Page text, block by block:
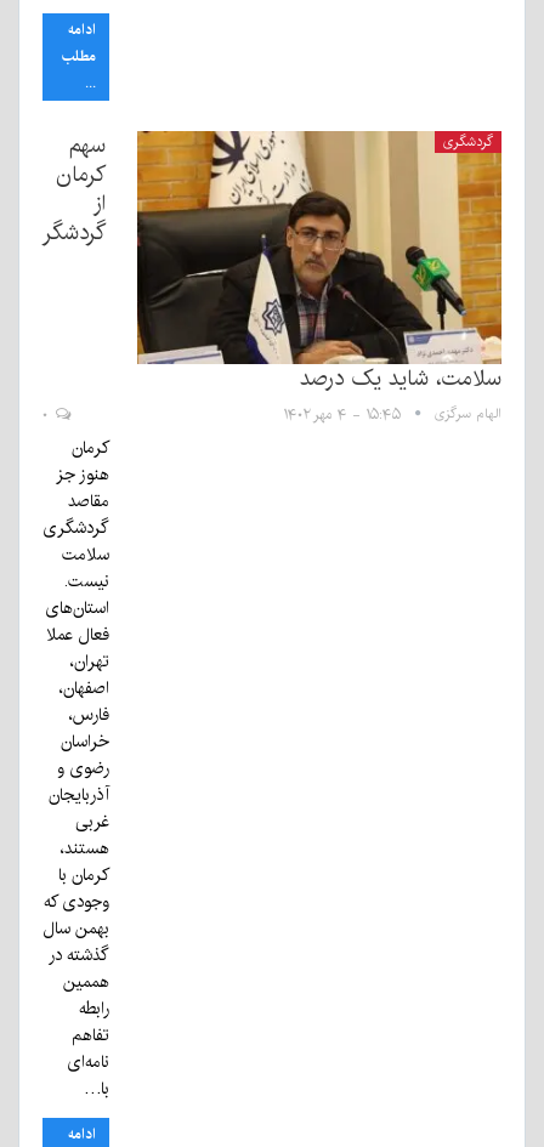
ادامه
مطلب
...
گردشگری
سهم
کرمان
از
گردشگر
سلامت، شاید یک درصد
الهام سرگزی ۱۵:۴۵ - ۴ مهر ۱۴۰۲
کرمان
هنوز جز
مقاصد
گردشگری
سلامت
نیست.
استان‌های
فعال عملا
تهران،
اصفهان،
فارس،
خراسان
رضوی و
آذربایجان
غربی
هستند،
کرمان با
وجودی که
بهمن سال
گذشته در
هممین
رابطه
تفاهم
نامه‌ای
با…
ادامه